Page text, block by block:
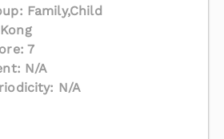
Family,Child
7
N/A
N/A